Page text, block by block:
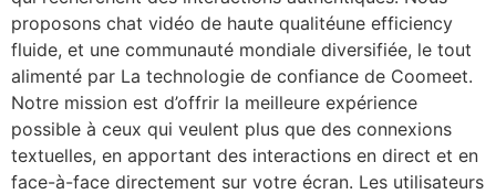
proposons chat vidéo de haute qualitéune efficiency
fluide, et une communauté mondiale diversifiée, le tout
alimenté par La technologie de confiance de Coomeet.
Notre mission est d’offrir la meilleure expérience
possible à ceux qui veulent plus que des connexions
textuelles, en apportant des interactions en direct et en
face-à-face directement sur votre écran. Les utilisateurs